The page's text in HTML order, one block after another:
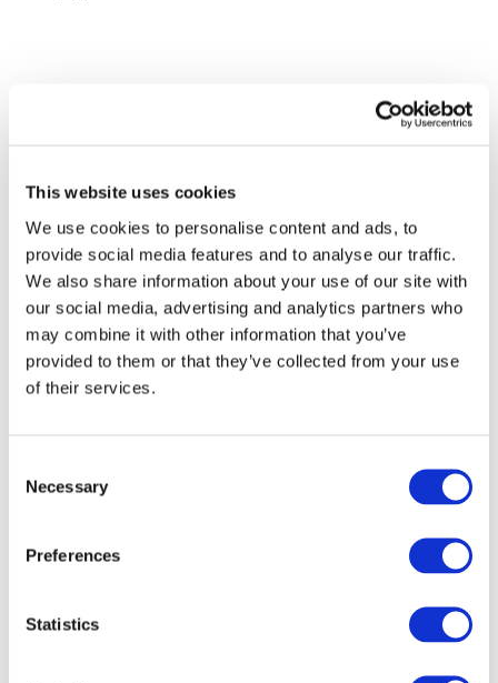
This website uses cookies
We use cookies to personalise content and ads, to
provide social media features and to analyse our traffic.
We also share information about your use of our site with
our social media, advertising and analytics partners who
may combine it with other information that you’ve
provided to them or that they’ve collected from your use
of their services.
Selection
Necessary
Preferences
Statistics